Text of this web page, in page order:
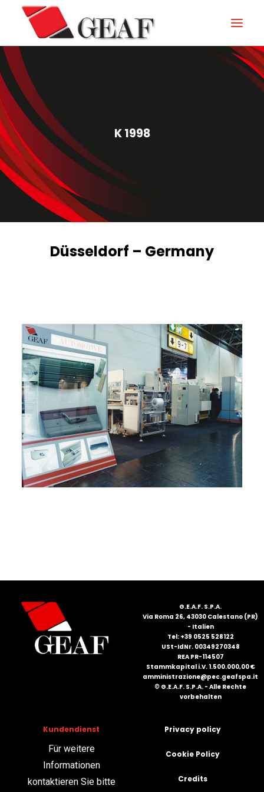
GEAF
UNTERNEHMEN
KNOW-HOW
UNSERE SEKTOREN
KONTAKTIEREN
NEUIGKEITEN UND VERANSTALTUNGEN
DOWNLOAD
ITALIANO
ENGLISH
DEUTSCH
K 1998
Düsseldorf – Germany
G.E.A.F. S.P.A.
Via Roma 26, 43030 Calestano (PR)
- Italien
Tel: +39 0525 528122
USt-IdNr. 00349270348
REA PR-114507
Stammkapital i.V. 1.500.000,00 €
amministrazione@pec.geafspa.it
© G.E.A.F. S.P.A. - Alle Rechte
vorbehalten
Kundendienst
Für weitere
Informationen
kontaktieren Sie bitte
Privacy policy
Cookie Policy
Credits